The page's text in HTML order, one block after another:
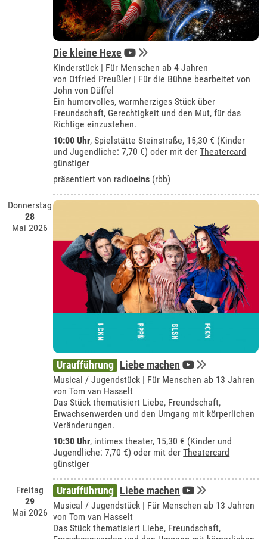
Die kleine Hexe
Kinderstück | Für Menschen ab 4 Jahren
von Otfried Preußler | Für die Bühne bearbeitet von
John von Düffel
Ein humorvolles, warmherziges Stück über
Freundschaft, Gerechtigkeit und den Mut, für das
Richtige einzustehen.
10:00 Uhr, Spielstätte Steinstraße, 15,30 € (Kinder
und Jugendliche: 7,70 €) oder mit derTheatercard
günstiger
präsentiert von radioeins (rbb)
Donnerstag
28
Mai 2026
Uraufführung Liebe machen
Musical / Jugendstück | Für Menschen ab 13 Jahren
von Tom van Hasselt
Das Stück thematisiert Liebe, Freundschaft,
Erwachsenwerden und den Umgang mit körperlichen
Veränderungen.
10:30 Uhr, intimes theater, 15,30 € (Kinder und
Jugendliche: 7,70 €) oder mit derTheatercard
günstiger
Freitag
29
Mai 2026
Uraufführung Liebe machen
Musical / Jugendstück | Für Menschen ab 13 Jahren
von Tom van Hasselt
Das Stück thematisiert Liebe, Freundschaft,